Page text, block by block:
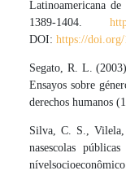
Latinoamericana
1389-1404.
DOI:https://doi.org/
Segato, R. L.
Ensayos sobre
derechos humanos
Silva, C. S.,
nasescolas